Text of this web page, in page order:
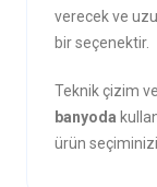
verecek ve
bir seçenektir.
Teknik çizim
banyoda
ürün